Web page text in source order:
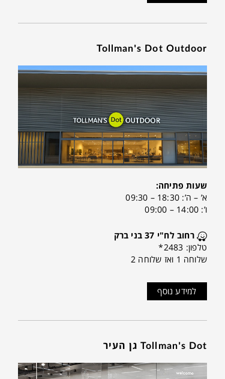
Tollman's Dot Outdoor
שעות פתיחה:
א’ – ה’: 18:30 – 09:30
ו’: 14:00 – 09:00
רחוב לח"י 37 בני ברק
טלפון: 2483*
שלוחה 1 ואז שלוחה 2
למידע נוסף
Tollman's Dot גן העיר